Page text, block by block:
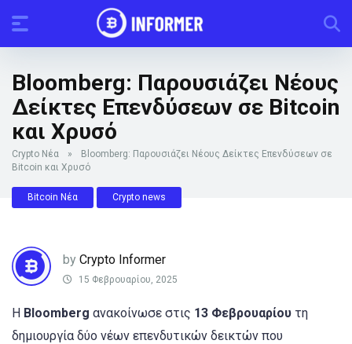
Bloomberg: Παρουσιάζει Νέους
Δείκτες Επενδύσεων σε Bitcoin
και Χρυσό
Crypto Νέα »
Bloomberg: Παρουσιάζει Νέους Δείκτες Επενδύσεων σε
Bitcoin και Χρυσό
Bitcoin Νέα Crypto news
by Crypto Informer
15 Φεβρουαρίου, 2025
Η Bloomberg ανακοίνωσε στις 13 Φεβρουαρίου τη
δημιουργία δύο νέων επενδυτικών δεικτών που